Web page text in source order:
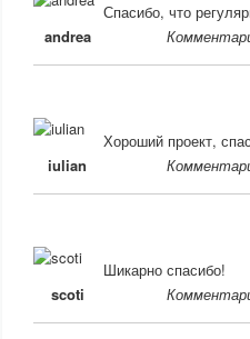
Спасибо, что
andrea
Хороший проект,
iulian
Шикарно спасибо!
scoti